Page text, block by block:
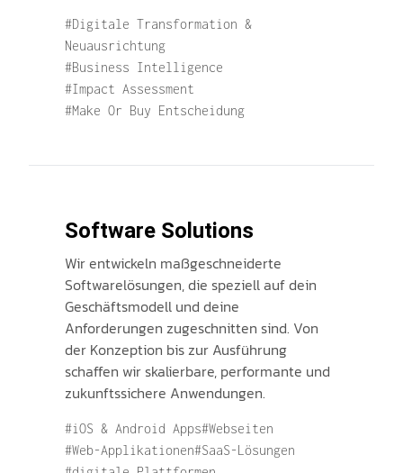
#Digitale Transformation &
Neuausrichtung
#Business Intelligence
#Impact Assessment
#Make Or Buy Entscheidung
Software Solutions
Wir entwickeln maßgeschneiderte
Softwarelösungen, die speziell auf dein
Geschäftsmodell und deine
Anforderungen zugeschnitten sind. Von
der Konzeption bis zur Ausführung
schaffen wir skalierbare, performante und
zukunftssichere Anwendungen.
#iOS & Android Apps#Webseiten
#Web-Applikationen#SaaS-Lösungen